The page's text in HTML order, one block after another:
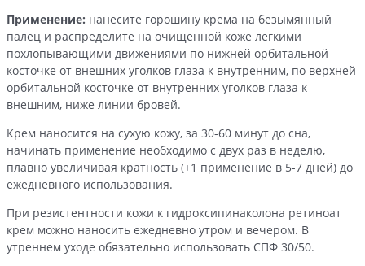
Применение: нанесите горошину крема на безымянный
палец и распределите на очищенной коже легкими
похлопывающими движениями по нижней орбитальной
косточке от внешних уголков глаза к внутренним, по верхней
орбитальной косточке от внутренних уголков глаза к
внешним, ниже линии бровей.
Крем наносится на сухую кожу, за 30-60 минут до сна,
начинать применение необходимо с двух раз в неделю,
плавно увеличивая кратность (+1 применение в 5-7 дней) до
ежедневного использования.
При резистентности кожи к гидроксипинаколона ретиноат
крем можно наносить ежедневно утром и вечером. В
утреннем уходе обязательно использовать СПФ 30/50.